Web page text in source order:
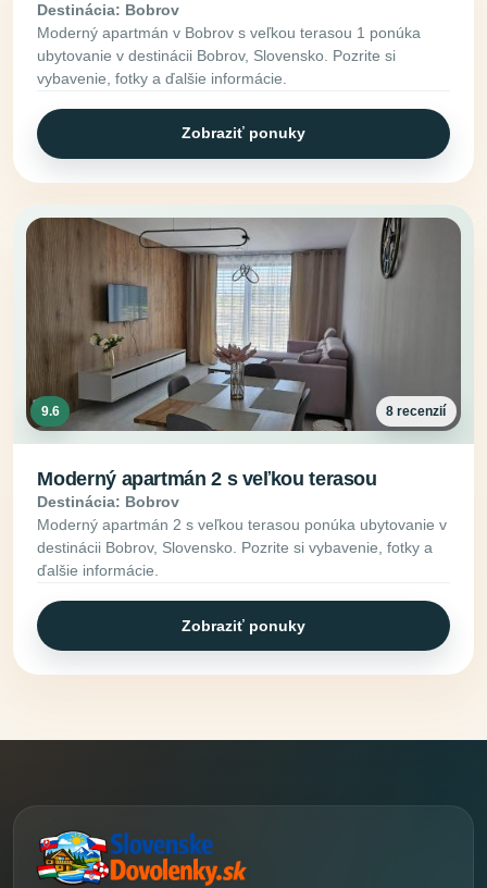
Destinácia: Bobrov
Moderný apartmán v Bobrov s veľkou terasou 1 ponúka
ubytovanie v destinácii Bobrov, Slovensko. Pozrite si
vybavenie, fotky a ďalšie informácie.
Zobraziť ponuky
9.6 8 recenzií
Moderný apartmán 2 s veľkou terasou
Destinácia: Bobrov
Moderný apartmán 2 s veľkou terasou ponúka ubytovanie v
destinácii Bobrov, Slovensko. Pozrite si vybavenie, fotky a
ďalšie informácie.
Zobraziť ponuky